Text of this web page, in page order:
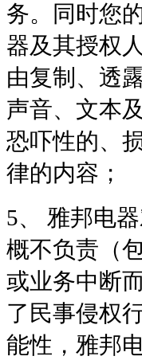
务。同时您
器及其授权
由复制、透
声音、文本
恐吓性的、
律的内容；
5、 雅邦电
概不负责（
或业务中断
了民事侵权
能性，雅邦